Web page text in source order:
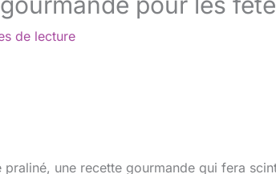
de lecture
une recette gourmande qui fera